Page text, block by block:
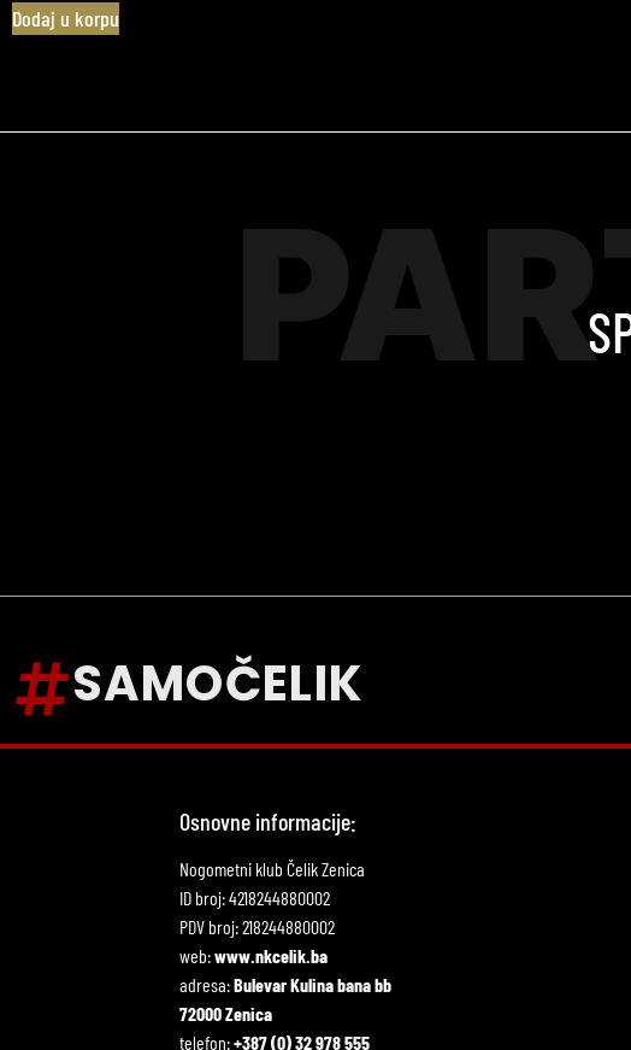
Dodaj u korpu
SAMOČELIK
Osnovne informacije:
Nogometni klub Čelik Zenica
ID broj: 4218244880002
PDV broj: 218244880002
web:www.nkcelik.ba
adresa:Bulevar Kulina bana bb
72000 Zenica
telefon:+387 (0) 32 978 555